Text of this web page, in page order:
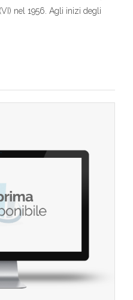
nel 1956. Agli inizi degli